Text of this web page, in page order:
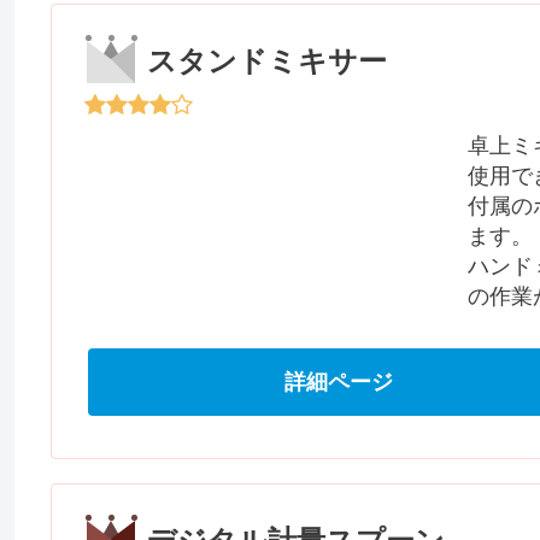
スタンドミキサー
卓上ミ
使用で
付属の
ます。
ハンド
の作業
詳細ページ